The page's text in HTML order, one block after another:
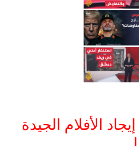
الأفلام الجيدة